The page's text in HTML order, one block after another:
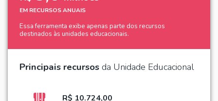
EM RECURSOS ANUAIS
Essa ferramenta exibe apenas parte dos recursos
destinados às unidades educacionais.
Principais recursosda Unidade Educacional
R$ 10.724,00